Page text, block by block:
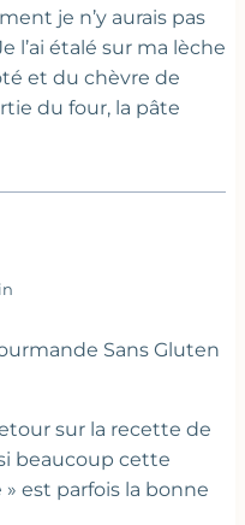
je n’y aurais pas
l’ai étalé sur ma lèche
et du chèvre de
du four, la pâte
Sans Gluten
sur la recette de
beaucoup cette
est parfois la bonne